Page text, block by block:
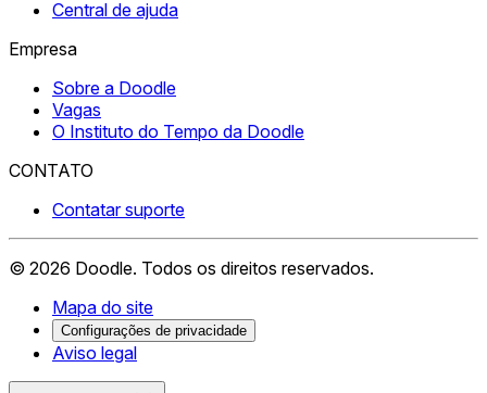
Central de ajuda
Empresa
Sobre a Doodle
Vagas
O Instituto do Tempo da Doodle
CONTATO
Contatar suporte
© 2026 Doodle. Todos os direitos reservados.
Mapa do site
Configurações de privacidade
Aviso legal